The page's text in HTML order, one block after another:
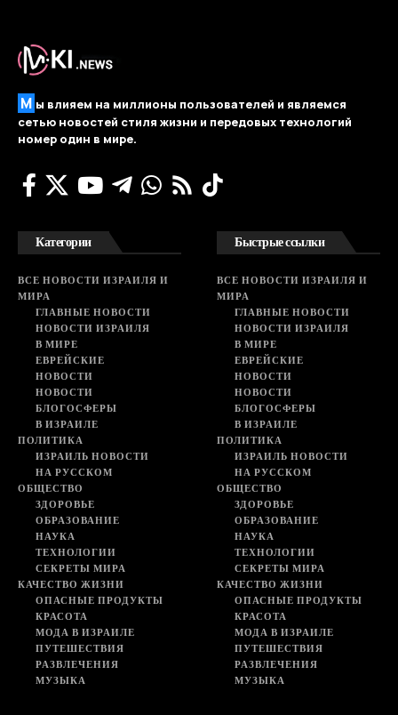
М ы влияем на миллионы пользователей и являемся
сетью новостей стиля жизни и передовых технологий
номер один в мире.
Категории
ВСЕ НОВОСТИ ИЗРАИЛЯ И
МИРА
ГЛАВНЫЕ НОВОСТИ
НОВОСТИ ИЗРАИЛЯ
В МИРЕ
ЕВРЕЙСКИЕ
НОВОСТИ
НОВОСТИ
БЛОГОСФЕРЫ
В ИЗРАИЛЕ
ПОЛИТИКА
ИЗРАИЛЬ НОВОСТИ
НА РУССКОМ
ОБЩЕСТВО
ЗДОРОВЬЕ
ОБРАЗОВАНИЕ
НАУКА
ТЕХНОЛОГИИ
СЕКРЕТЫ МИРА
КАЧЕСТВО ЖИЗНИ
ОПАСНЫЕ ПРОДУКТЫ
КРАСОТА
МОДА В ИЗРАИЛЕ
ПУТЕШЕСТВИЯ
РАЗВЛЕЧЕНИЯ
МУЗЫКА
Быстрые ссылки
ВСЕ НОВОСТИ ИЗРАИЛЯ И
МИРА
ГЛАВНЫЕ НОВОСТИ
НОВОСТИ ИЗРАИЛЯ
В МИРЕ
ЕВРЕЙСКИЕ
НОВОСТИ
НОВОСТИ
БЛОГОСФЕРЫ
В ИЗРАИЛЕ
ПОЛИТИКА
ИЗРАИЛЬ НОВОСТИ
НА РУССКОМ
ОБЩЕСТВО
ЗДОРОВЬЕ
ОБРАЗОВАНИЕ
НАУКА
ТЕХНОЛОГИИ
СЕКРЕТЫ МИРА
КАЧЕСТВО ЖИЗНИ
ОПАСНЫЕ ПРОДУКТЫ
КРАСОТА
МОДА В ИЗРАИЛЕ
ПУТЕШЕСТВИЯ
РАЗВЛЕЧЕНИЯ
МУЗЫКА